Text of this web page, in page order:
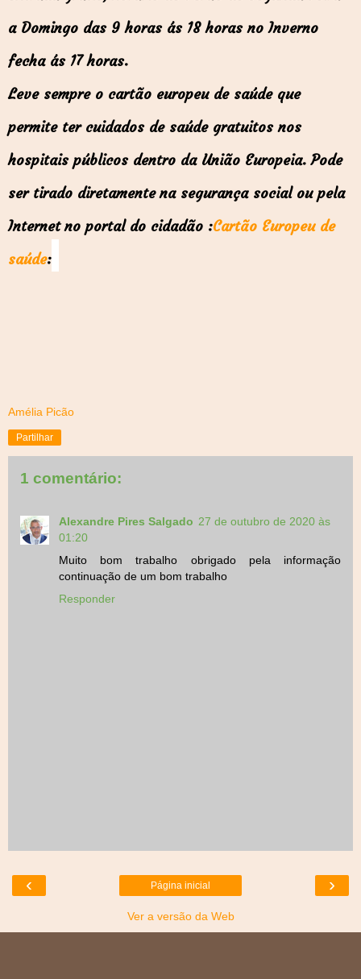
a Domingo das 9 horas ás 18 horas no Inverno
fecha ás 17 horas.
Leve sempre o cartão europeu de saúde que
permite ter cuidados de saúde gratuitos nos
hospitais públicos dentro da União Europeia. Pode
ser tirado diretamente na segurança social ou pela
Internet no portal do cidadão :Cartão Europeu de
saúde:
Amélia Picão
Partilhar
1 comentário:
Alexandre Pires Salgado 27 de outubro de 2020 às
01:20
Muito bom trabalho obrigado pela informação
continuação de um bom trabalho
Responder
‹ ›
Página inicial
Ver a versão da Web